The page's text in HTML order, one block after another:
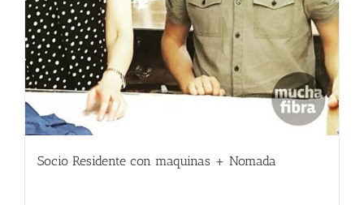
Socio Residente con maquinas + Nomada